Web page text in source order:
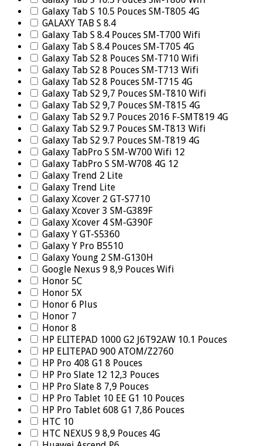
Galaxy Tab S 10.5 Pouces SM-T805 4G
GALAXY TAB S 8.4
Galaxy Tab S 8.4 Pouces SM-T700 Wifi
Galaxy Tab S 8.4 Pouces SM-T705 4G
Galaxy Tab S2 8 Pouces SM-T710 Wifi
Galaxy Tab S2 8 Pouces SM-T713 Wifi
Galaxy Tab S2 8 Pouces SM-T715 4G
Galaxy Tab S2 9,7 Pouces SM-T810 Wifi
Galaxy Tab S2 9,7 Pouces SM-T815 4G
Galaxy Tab S2 9.7 Pouces 2016 F-SMT819 4G
Galaxy Tab S2 9.7 Pouces SM-T813 Wifi
Galaxy Tab S2 9.7 Pouces SM-T819 4G
Galaxy TabPro S SM-W700 Wifi 12
Galaxy TabPro S SM-W708 4G 12
Galaxy Trend 2 Lite
Galaxy Trend Lite
Galaxy Xcover 2 GT-S7710
Galaxy Xcover 3 SM-G389F
Galaxy Xcover 4 SM-G390F
Galaxy Y GT-S5360
Galaxy Y Pro B5510
Galaxy Young 2 SM-G130H
Google Nexus 9 8,9 Pouces Wifi
Honor 5C
Honor 5X
Honor 6 Plus
Honor 7
Honor 8
HP ELITEPAD 1000 G2 J6T92AW 10.1 Pouces
HP ELITEPAD 900 ATOM/Z2760
HP Pro 408 G1 8 Pouces
HP Pro Slate 12 12,3 Pouces
HP Pro Slate 8 7,9 Pouces
HP Pro Tablet 10 EE G1 10 Pouces
HP Pro Tablet 608 G1 7,86 Pouces
HTC 10
HTC NEXUS 9 8,9 Pouces 4G